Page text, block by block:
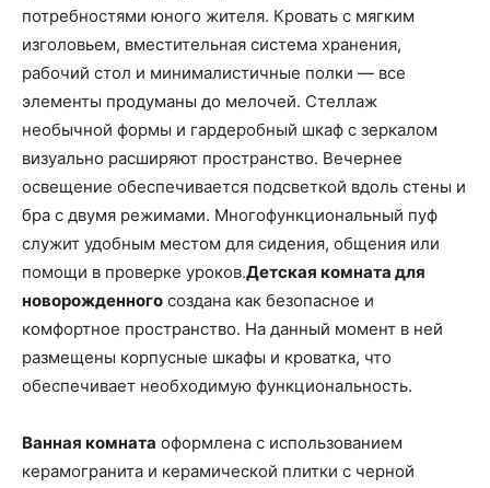
потребностями юного жителя. Кровать с мягким
изголовьем, вместительная система хранения,
рабочий стол и минималистичные полки — все
элементы продуманы до мелочей. Стеллаж
необычной формы и гардеробный шкаф с зеркалом
визуально расширяют пространство. Вечернее
освещение обеспечивается подсветкой вдоль стены и
бра с двумя режимами. Многофункциональный пуф
служит удобным местом для сидения, общения или
помощи в проверке уроков.Детская комната для
новорожденного создана как безопасное и
комфортное пространство. На данный момент в ней
размещены корпусные шкафы и кроватка, что
обеспечивает необходимую функциональность.
Ванная комната оформлена с использованием
керамогранита и керамической плитки с черной